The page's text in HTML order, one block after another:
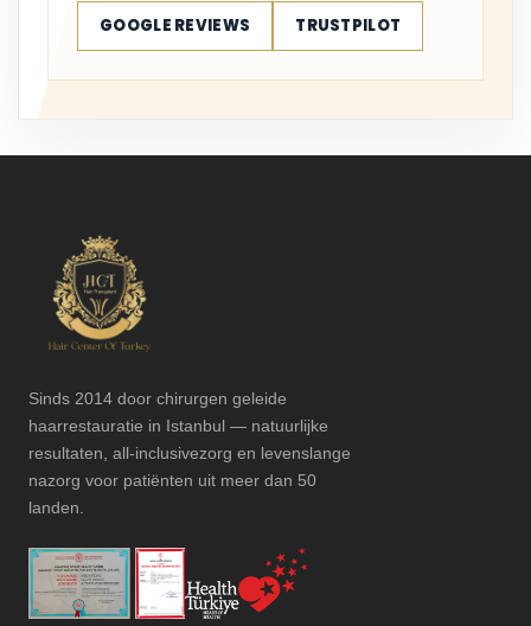
GOOGLE REVIEWS TRUSTPILOT
Sinds 2014 door chirurgen geleide
haarrestauratie in Istanbul — natuurlijke
resultaten, all-inclusivezorg en levenslange
nazorg voor patiënten uit meer dan 50
landen.